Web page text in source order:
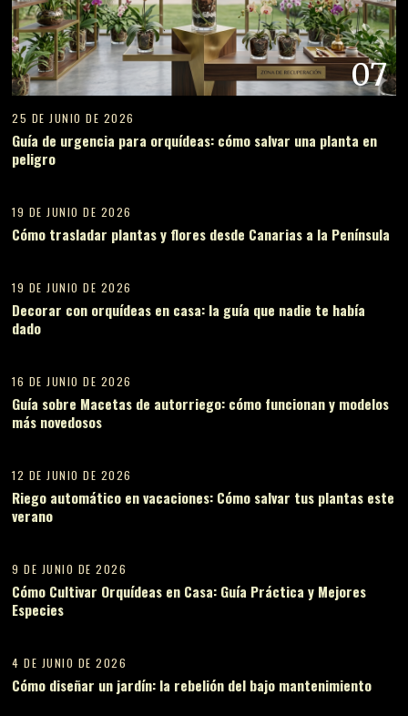
07
25 DE JUNIO DE 2026
Guía de urgencia para orquídeas: cómo salvar una planta en
peligro
19 DE JUNIO DE 2026
Cómo trasladar plantas y flores desde Canarias a la Península
09
19 DE JUNIO DE 2026
Decorar con orquídeas en casa: la guía que nadie te había
dado
16 DE JUNIO DE 2026
Guía sobre Macetas de autorriego: cómo funcionan y modelos
más novedosos
12 DE JUNIO DE 2026
Riego automático en vacaciones: Cómo salvar tus plantas este
verano
9 DE JUNIO DE 2026
Cómo Cultivar Orquídeas en Casa: Guía Práctica y Mejores
Especies
4 DE JUNIO DE 2026
Cómo diseñar un jardín: la rebelión del bajo mantenimiento
14